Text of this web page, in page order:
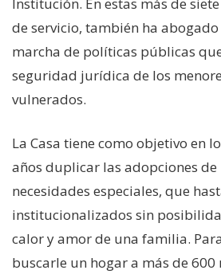
de servicio, también ha
marcha de políticas públicas
seguridad jurídica de los
vulnerados.
La Casa tiene como objetivo en
años duplicar las adopciones de
necesidades especiales, que
institucionalizados sin
calor y amor de una familia.
buscarle un hogar a más de 600